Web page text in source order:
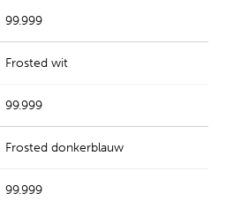
99.999
Frosted wit
99.999
Frosted donkerblauw
99.999